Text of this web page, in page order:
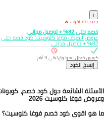
i
جديد ✨لا تفوت 🔥
خصم حتى 82% + توصيل مجاني
عروض الصيف فوغا كلوسيت: كود خصم حتى
82% + توصيل مجاني
كوبون فعال وموثوقتبقى 9 أيام
إِنسخ الكود
الشائعة حول كود خصم، كوبونات
فوغا كلوسيت 2026
هو اقوى كود خصم فوغا كلوسيت؟